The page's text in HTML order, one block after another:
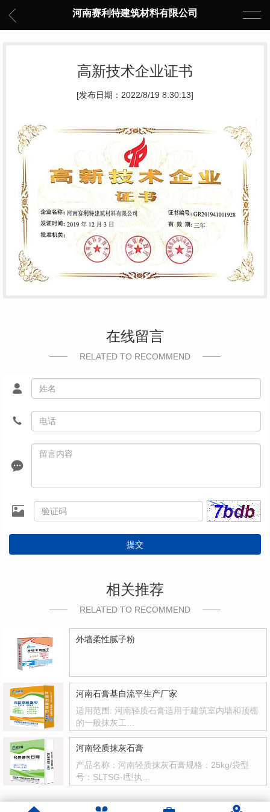
河南赛利特建筑材料有限公司
高新技术企业证书
[发布日期：2022/8/19 8:30:13]
在线留言
RELATED TO RECOMMEND
提交
相关推荐
RELATED TO RECOMMEND
外墙柔性腻子粉
河南石膏基自流平生产厂家
适用范围: 河南轻质石膏适用于建筑室内墙和顶棚
的一般抹灰工…
河南轻质抹灰石膏
产品名称：河南轻质抹灰石膏规格：25kg/袋型
号：SLTSG-I型执…